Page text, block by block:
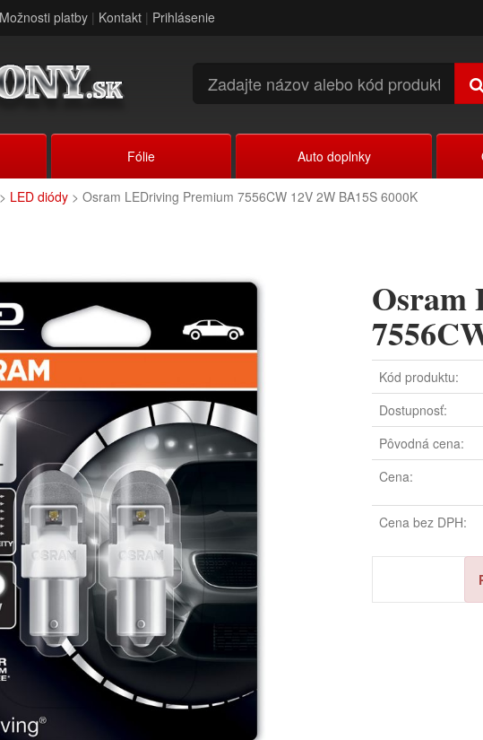
Možnosti platby | Kontakt | Prihlásenie
Fólie Auto doplnky
> LED diódy > Osram LEDriving Premium 7556CW 12V 2W BA15S 6000K
Osram
Kód produktu:
Dostupnosť:
Pôvodná cena:
Cena:
Cena bez DPH: